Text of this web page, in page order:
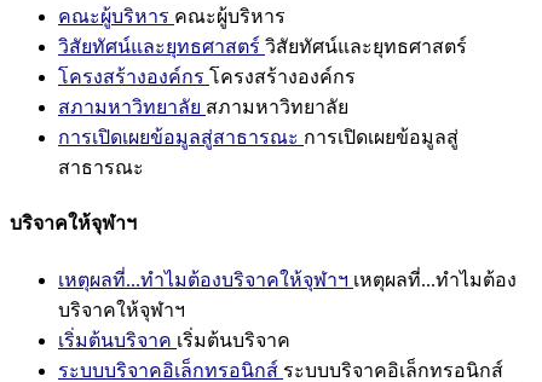
คณะผู้บริหาร คณะผู้บริหาร
วิสัยทัศน์และยุทธศาสตร์ วิสัยทัศน์และยุทธศาสตร์
โครงสร้างองค์กร โครงสร้างองค์กร
สภามหาวิทยาลัย สภามหาวิทยาลัย
การเปิดเผยข้อมูลสู่สาธารณะ การเปิดเผยข้อมูลสู่
สาธารณะ
บริจาคให้จุฬาฯ
เหตุผลที่...ทำไมต้องบริจาคให้จุฬาฯ เหตุผลที่...ทำไมต้อง
บริจาคให้จุฬาฯ
เริ่มต้นบริจาค เริ่มต้นบริจาค
ระบบบริจาคอิเล็กทรอนิกส์ ระบบบริจาคอิเล็กทรอนิกส์